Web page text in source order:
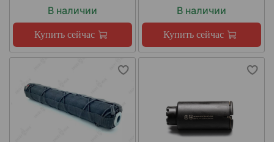
В наличии
Купить сейчас
В наличии
Купить сейчас